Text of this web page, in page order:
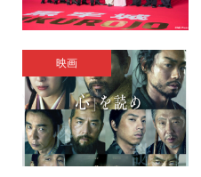
映画